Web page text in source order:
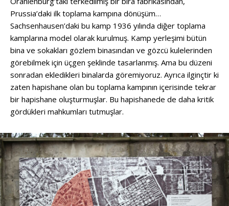
Prussia’daki ilk toplama kampına dönüşüm…
Sachsenhausen’daki bu kamp 1936 yılında diğer toplama
kamplarına model olarak kurulmuş. Kamp yerleşimi bütün
bina ve sokakları gözlem binasından ve gözcü kulelerinden
görebilmek için üçgen şeklinde tasarlanmış. Ama bu düzeni
sonradan ekledikleri binalarda göremiyoruz. Ayrıca ilginçtir ki
zaten hapishane olan bu toplama kampının içerisinde tekrar
bir hapishane oluşturmuşlar. Bu hapishanede de daha kritik
gördükleri mahkumları tutmuşlar.